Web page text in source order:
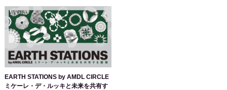
EARTH STATIONS by AMDL CIRCLE
ミケーレ・デ・ルッキと未来を共有す